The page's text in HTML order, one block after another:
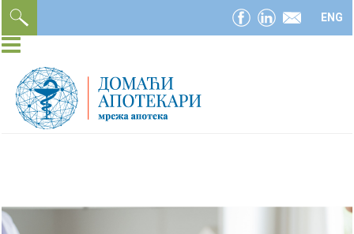
facebooklinkedin
email ENG